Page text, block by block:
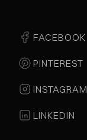
FACEBOOK
PINTEREST
INSTAGRAM
LINKEDIN